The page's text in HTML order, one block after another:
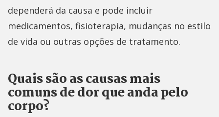
dependerá da causa e pode incluir
medicamentos, fisioterapia, mudanças no estilo
de vida ou outras opções de tratamento.
Quais são as causas mais
comuns de dor que anda pelo
corpo?